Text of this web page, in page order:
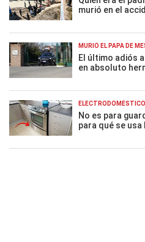
murió en el
MURIÓ EL PAPÁ DE
El último adiós
en absoluto
No es para
para qué se